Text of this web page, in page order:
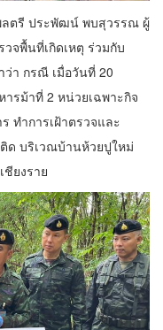
ลตรี ประพัฒน์ พบสุวรรณ ผู้
จพื้นที่เกิดเหตุ ร่วมกับ
า กรณี เมื่อวันที่ 20
ารม้าที่ 2 หน่วยเฉพาะกิจ
ทำการเฝ้าตรวจและ
ด บริเวณบ้านห้วยปูใหม่
ยงราย